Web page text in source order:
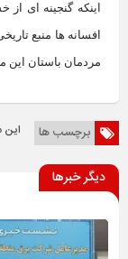
اینکه گنجینه ای
افسانه ها منبع
مردمان باستان این
برچسب ها
دیگر خبرها